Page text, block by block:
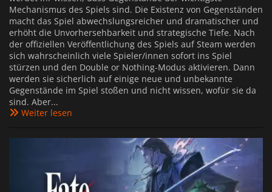
Mechanismus des Spiels sind. Die Existenz von Gegenständen
macht das Spiel abwechslungsreicher und dramatischer und
erhöht die Unvorhersehbarkeit und strategische Tiefe. Nach
der offiziellen Veröffentlichung des Spiels auf Steam werden
sich wahrscheinlich viele Spieler/innen sofort ins Spiel
stürzen und den Double or Nothing-Modus aktivieren. Dann
werden sie sicherlich auf einige neue und unbekannte
Gegenstände im Spiel stoßen und nicht wissen, wofür sie da
sind. Aber...
Weiter lesen